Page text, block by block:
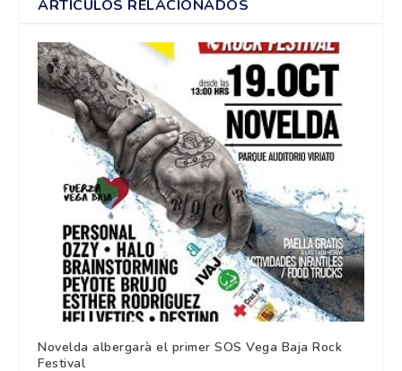
ARTÍCULOS RELACIONADOS
Novelda albergarà el primer SOS Vega Baja Rock
Festival